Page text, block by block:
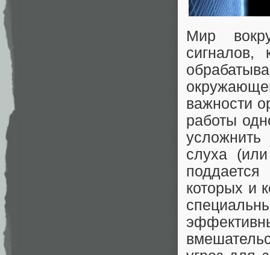
Мир
сигналов,
важности
работы
слуха (или
которых и